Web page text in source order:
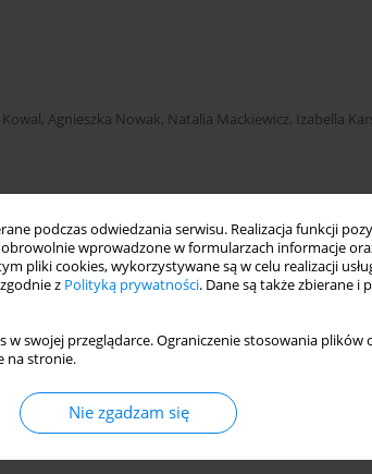
podczas odwiedzania serwisu. Realizacja funkcji
wprowadzone w formularzach informacje
pliki cookies, wykorzystywane są w celu realizacji
z Polityką prywatności. Dane są także zbierane i
w swojej przeglądarce. Ograniczenie stosowania
na stronie.
Nie zgadzam się
, Agnieszka Nowak, Natalia Mackiewicz, Izabella